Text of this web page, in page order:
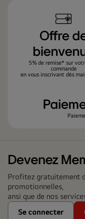
Offre
5% de remise* sur
commande
en vous inscrivant dès
Devenez
Profitez gratuitement
promotionnelles,
ansi que de nos
Se connecter